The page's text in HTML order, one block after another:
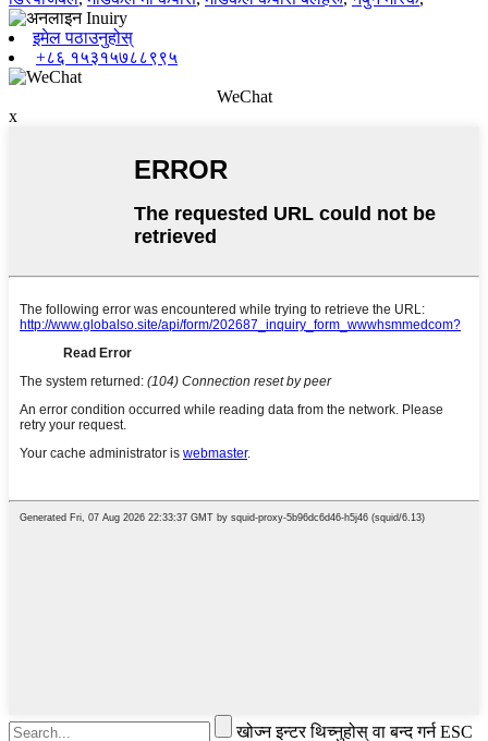
इमेल पठाउनुहोस्
+८६ १५३१५७८८९९५
WeChat
x
खोज्न इन्टर थिच्नुहोस् वा बन्द गर्न ESC